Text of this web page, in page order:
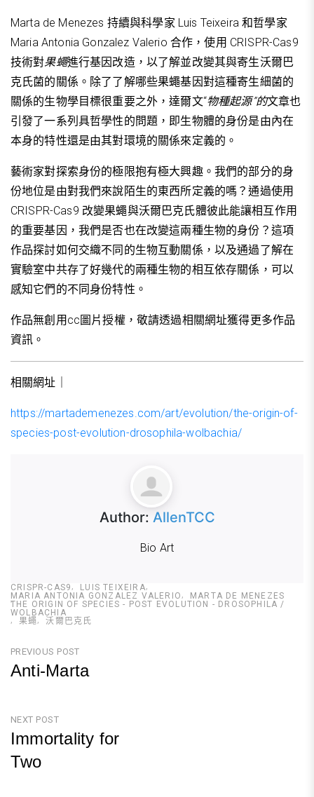
Marta de Menezes 持續與科學家 Luis Teixeira 和哲學家
Maria Antonia Gonzalez Valerio 合作，使用 CRISPR-Cas9
技術對果蠅進行基因改造，以了解並改變其與寄生沃爾巴
克氏菌的關係。除了了解哪些果蠅基因對這種寄生細菌的
關係的生物學目標很重要之外，達爾文“物種起源”的文章也
引發了一系列具哲學性的問題，即生物體的身份是由內在
本身的特性還是由其對環境的關係來定義的。
藝術家對探索身份的極限抱有極大興趣。我們的部分的身
份地位是由對我們來說陌生的東西所定義的嗎？通過使用
CRISPR-Cas9 改變果蠅與沃爾巴克氏體彼此能讓相互作用
的重要基因，我們是否也在改變這兩種生物的身份？這項
作品探討如何交織不同的生物互動關係，以及通過了解在
實驗室中共存了好幾代的兩種生物的相互依存關係，可以
感知它們的不同身份特性。
作品無創用cc圖片授權，敬請透過相關網址獲得更多作品
資訊。
相關網址｜
https://martademenezes.com/art/evolution/the-origin-of-
species-post-evolution-drosophila-wolbachia/
Author: AllenTCC
Bio Art
CRISPR-CAS9
LUIS TEIXEIRA
MARIA ANTONIA GONZALEZ VALERIO
MARTA DE MENEZES
THE ORIGIN OF SPECIES - POST EVOLUTION - DROSOPHILA /
WOLBACHIA
果蠅
沃爾巴克氏
文
章
覽
PREVIOUS POST
Anti-Marta
NEXT POST
Immortality for
Two